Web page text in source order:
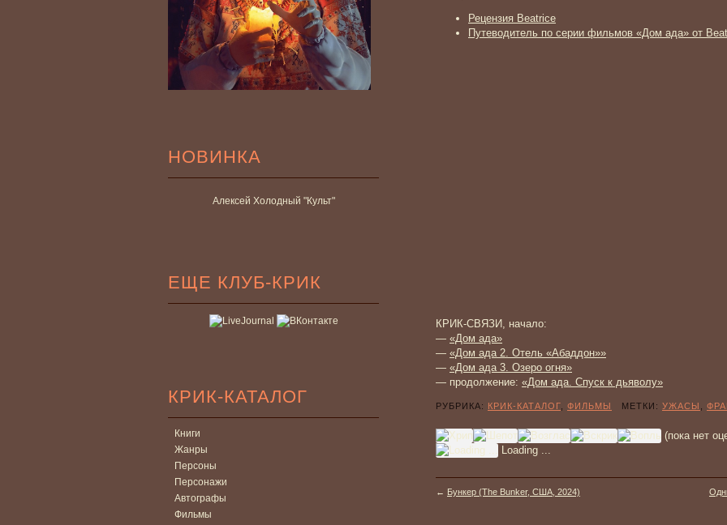
НОВИНКА
Алексей Холодный "Культ"
ЕЩЕ КЛУБ-КРИК
КРИК-КАТАЛОГ
Книги
Жанры
Персоны
Персонажи
Автографы
Фильмы
Рецензия Beatrice
Путеводитель по серии фильмов «Дом ада» от
КРИК-СВЯЗИ, начало:
— «Дом ада»
— «Дом ада 2. Отель «Абаддон»»
— «Дом ада 3. Озеро огня»
— продолжение: «Дом ада. Спуск к дьяволу»
РУБРИКА: КРИК-КАТАЛОГ ФИЛЬМЫ МЕТКИ: УЖАСЫ
(пока нет
Loading ...
← Бункер (The Bunker, США, 2024)